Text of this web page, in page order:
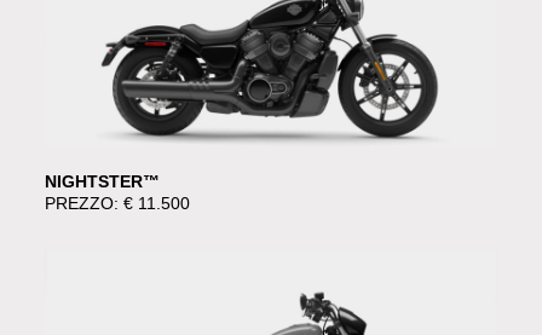
NIGHTSTER™
PREZZO: € 11.500